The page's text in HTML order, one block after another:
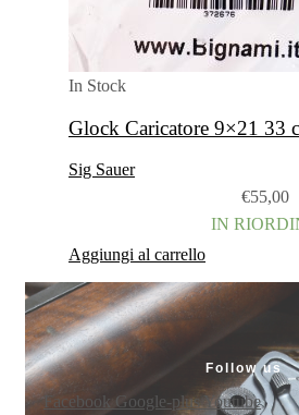
In Stock
Glock Caricatore 9×21 33
Sig Sauer
€55,00
IN
Aggiungi al carrello
Follow us
Facebook Google-plusYoutube